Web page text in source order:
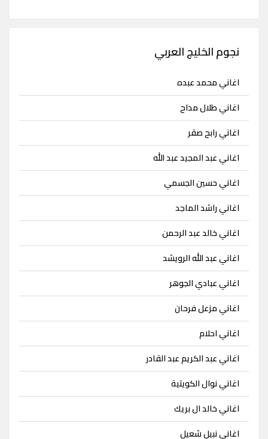
نجوم الخليج العربي
اغاني محمد عبده
اغاني طلال مداح
اغاني رابح صقر
اغاني عبد المجيد عبد الله
اغاني حسين الجسمي
اغاني راشد الماجد
اغاني خالد عبد الرحمن
اغاني عبد الله الرويشد
اغاني عبادي الجوهر
اغاني مزعل فرحان
اغاني احلام
اغاني عبد الكريم عبد القادر
اغاني نوال الكويتية
اغاني خالد ال بريك
اغاني نبيل شعيل